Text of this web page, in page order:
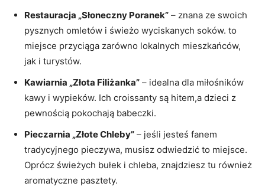
Restauracja „Słoneczny Poranek” – znana ze swoich
pysznych omletów i świeżo wyciskanych soków. to
miejsce przyciąga zarówno lokalnych mieszkańców,
jak i turystów.
Kawiarnia „Złota Filiżanka” – idealna dla miłośników
kawy i wypieków. Ich croissanty są hitem,a dzieci z
pewnością pokochają babeczki.
Pieczarnia „Złote Chleby” – jeśli jesteś fanem
tradycyjnego pieczywa, musisz odwiedzić to miejsce.
Oprócz świeżych bułek i chleba, znajdziesz tu również
aromatyczne pasztety.